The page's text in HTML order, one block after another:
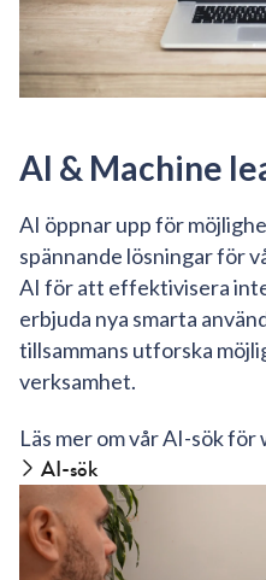
AI & Machine
AI öppnar upp för
spännande lösningar för
AI för att effektivisera
erbjuda nya smarta
tillsammans utforska
verksamhet.
Läs mer om vår AI-sök
AI-sök